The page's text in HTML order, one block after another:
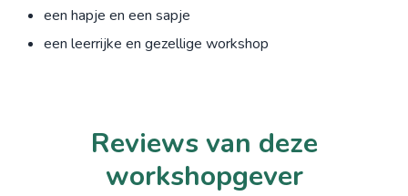
een hapje en een sapje
een leerrijke en gezellige workshop
Reviews van deze
workshopgever